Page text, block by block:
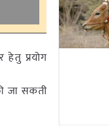
हेतु प्रयोग
जा सकती